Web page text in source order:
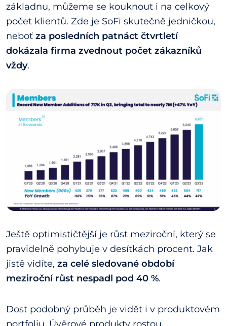
základnu, můžeme se kouknout i na celkový
počet klientů. Zde je SoFi skutečně jedničkou,
neboť za posledních patnáct čtvrtletí
dokázala firma zvednout počet zákazníků
vždy.
Ještě optimističtější je růst meziroční, který se
pravidelně pohybuje v desítkách procent. Jak
jistě vidíte, za celé sledované období
meziroční růst nespadl pod 40 %.
Dost podobný průběh je vidět i v produktovém